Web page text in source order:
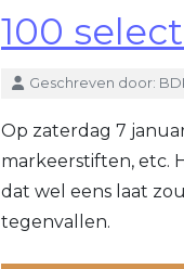
100
DetailsGeschreven door:
Op zaterdag 7
markeerstiften, etc.
dat wel eens laat
tegenvallen.